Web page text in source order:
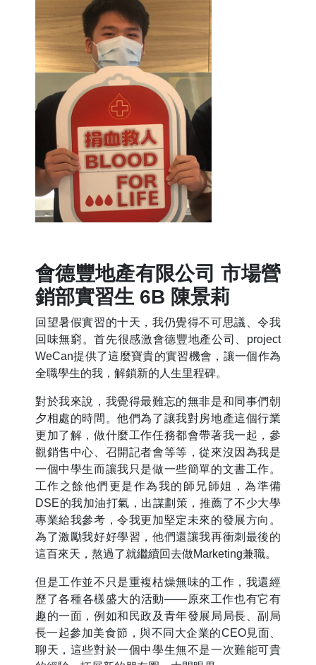
會德豐地產有限公司 市場營
銷部實習生 6B 陳景莉
回望暑假實習的十天，我仍覺得不可思議、令我
回味無窮。首先很感激會德豐地產公司、project
WeCan提供了這麼寶貴的實習機會，讓一個作為
全職學生的我，解鎖新的人生里程碑。
對於我來說，我覺得最難忘的無非是和同事們朝
夕相處的時間。他們為了讓我對房地產這個行業
更加了解，做什麼工作任務都會帶著我一起，參
觀銷售中心、召開記者會等等，從來沒因為我是
一個中學生而讓我只是做一些簡單的文書工作。
工作之餘他們更是作為我的師兄師姐，為準備
DSE的我加油打氣，出謀劃策，推薦了不少大學
專業給我參考，令我更加堅定未來的發展方向。
為了激勵我好好學習，他們還讓我再衝刺最後的
這百來天，熬過了就繼續回去做Marketing兼職。
但是工作並不只是重複枯燥無味的工作，我還經
歷了各種各樣盛大的活動——原來工作也有它有
趣的一面，例如和民政及青年發展局局長、副局
長一起參加美食節，與不同大企業的CEO見面、
聊天，這些對於一個中學生無不是一次難能可貴